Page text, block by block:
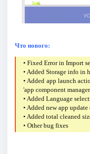
Что нового:
• Fixed Error in Import
• Added Storage info
• Added app launch
'app component
• Added Language
• Added new app
• Added total cleaned
• Other bug fixes